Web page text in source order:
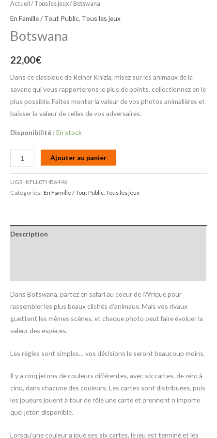
Accueil / Tous les jeux/ Botswana
En Famille / Tout Public, Tous les jeux
Botswana
22,00€
Dans ce classique de Reiner Knizia, misez sur les animaux de la
savane qui vous rapporterons le plus de points, collectionnez en le
plus possible. Faites monter la valeur de vos photos animalières et
baisser la valeur de celles de vos adversaires.
Disponibilité : En stock
Ajouter au panier
UGS : KFLL0THB6446
Catégories :En Famille / Tout Public,Tous les jeux
Description
Dans Botswana, partez en safari au coeur de l’Afrique pour
rassembler les plus beaux clichés d’animaux. Mais vos rivaux
guettent les mêmes scènes, et chaque photo peut faire évoluer la
valeur des espèces.
Les règles sont simples… vos décisions le seront beaucoup moins.
Il y a cinq jetons de couleurs différentes, avec six cartes, de zéro à
cinq, dans chacune des couleurs. Les cartes sont distribuées, puis
les joueurs jouent à tour de rôle une carte et prennent n’importe
quel jeton disponible.
Lorsqu’une couleur a joué ses six cartes, le jeu est terminé et les